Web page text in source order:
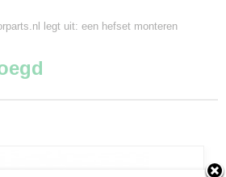
legt uit: een hefset monteren